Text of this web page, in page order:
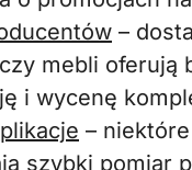
–
mebli oferują
i wycenę
–
szybki pomiar